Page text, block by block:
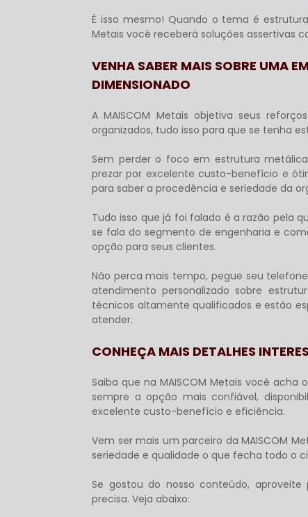
É isso mesmo! Quando o tema é
Metais você receberá soluções assertivas
VENHA SABER MAIS SOBRE UMA
DIMENSIONADO
A MAISCOM Metais objetiva seus
organizados, tudo isso para que se tenha
Sem perder o foco em estrutura
prezar por excelente custo-benefício e
para saber a procedência e seriedade da
Tudo isso que já foi falado é a razão pela
se fala do segmento de engenharia e
opção para seus clientes.
Não perca mais tempo, pegue seu
atendimento personalizado sobre
técnicos altamente qualificados e estão
atender.
CONHEÇA MAIS DETALHES
Saiba que na MAISCOM Metais você
sempre a opção mais confiável,
excelente custo-benefício e eficiência.
Vem ser mais um parceiro da MAISCOM
seriedade e qualidade o que fecha todo o
Se gostou do nosso conteúdo,
precisa. Veja abaixo: